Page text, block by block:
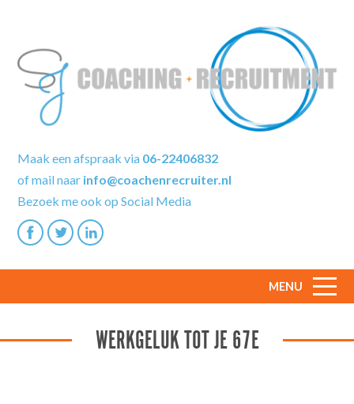
Maak een afspraak via 06-22406832
of mail naar info@coachenrecruiter.nl
Bezoek me ook op Social Media
MENU
WERKGELUK TOT JE 67E